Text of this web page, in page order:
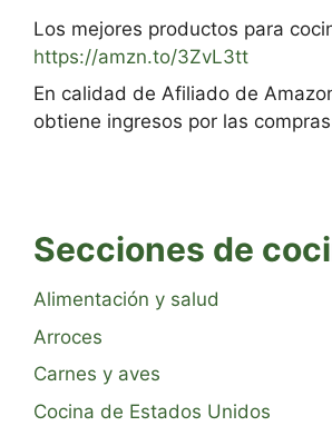
Los mejores productos para
https://amzn.to/3ZvL3tt
En calidad de Afiliado de
obtiene ingresos por las
Secciones de
Alimentación y salud
Arroces
Carnes y aves
Cocina de Estados Unidos